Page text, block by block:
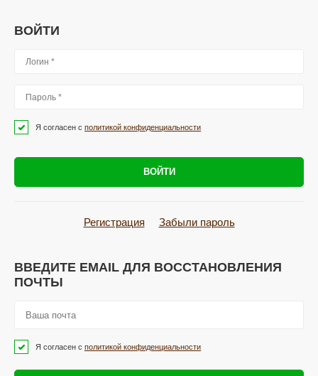
ВОЙТИ
Я согласен с политикой конфиденциальности
ВОЙТИ
Регистрация Забыли пароль
ВВЕДИТЕ EMAIL ДЛЯ ВОССТАНОВЛЕНИЯ
ПОЧТЫ
Я согласен с политикой конфиденциальности